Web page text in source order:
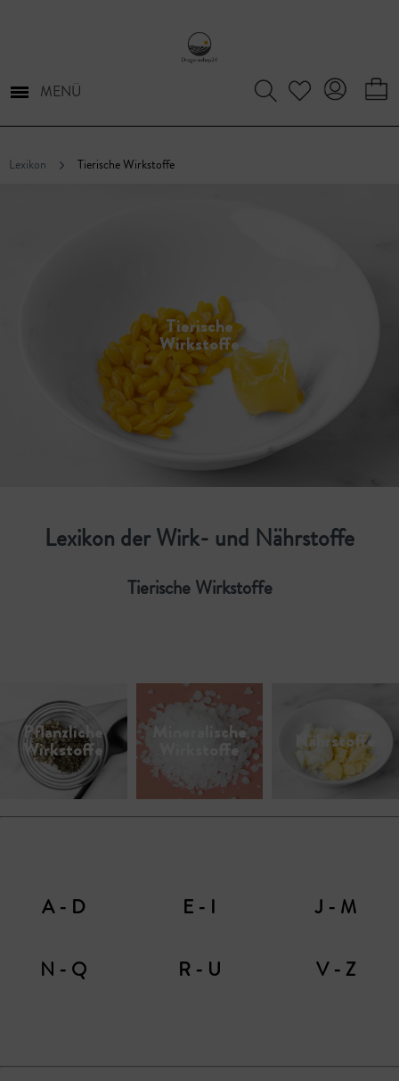
MENÜ
Lexikon Tierische Wirkstoffe
Lexikon der Wirk- und Nährstoffe
Tierische Wirkstoffe
A - D E - I J - M
N - Q R - U V - Z
Pflanzliche
Wirkstoffe
Tierische
Wirkstoffe
Mineralische
Wirkstoffe Nährstoffe